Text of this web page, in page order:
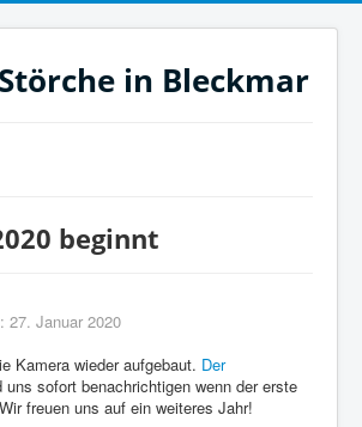
in Bleckmar
beginnt
27. Januar 2020
Kamera wieder aufgebaut. Der
sofort benachrichtigen wenn der erste
freuen uns auf ein weiteres Jahr!